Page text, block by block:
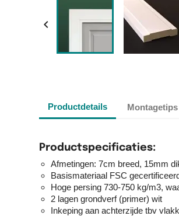

Productdetails Montagetips
Productspecificaties:
Afmetingen: 7cm breed, 15mm
Basismateriaal FSC
Hoge persing 730-750 kg/m3,
2 lagen grondverf (primer) wit
Inkeping aan achterzijde tbv